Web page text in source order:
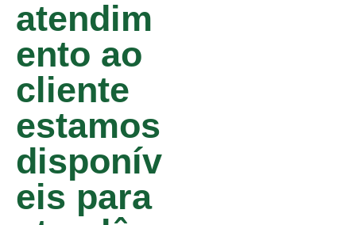
atendim
ento ao
cliente
estamos
disponív
eis para